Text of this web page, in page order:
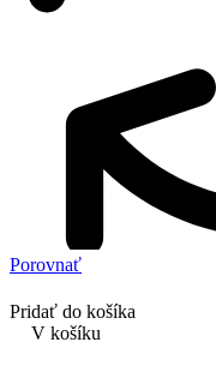
Porovnať
Pridať do košíka
V košíku